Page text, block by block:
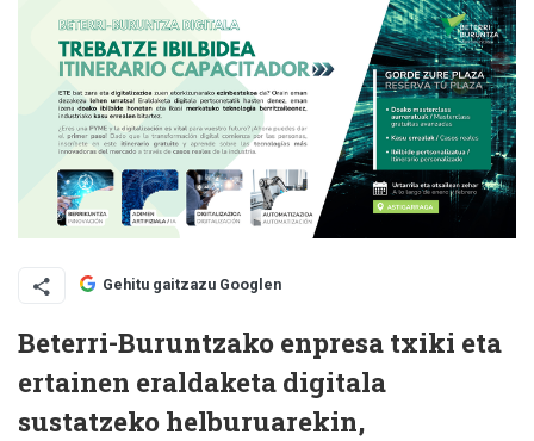
Gehitu gaitzazu Googlen
Beterri-Buruntzako enpresa txiki eta
ertainen eraldaketa digitala
sustatzeko helburuarekin,